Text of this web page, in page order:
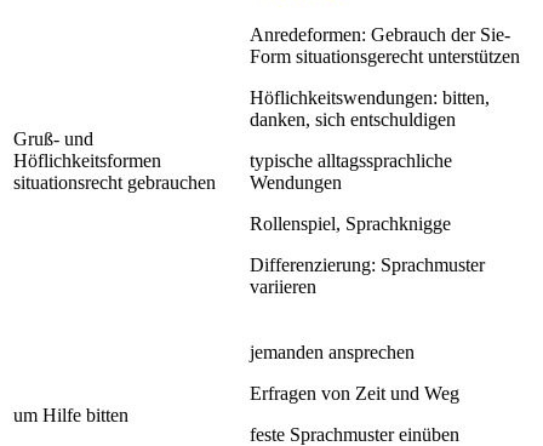
Gruß- und
Höflichkeitsformen
situationsrecht gebrauchen
Anredeformen: Gebrauch der Sie-
Form situationsgerecht unterstützen
Höflichkeitswendungen: bitten,
danken, sich entschuldigen
typische alltagssprachliche
Wendungen
Rollenspiel, Sprachknigge
Differenzierung: Sprachmuster
variieren
um Hilfe bitten
jemanden ansprechen
Erfragen von Zeit und Weg
feste Sprachmuster einüben